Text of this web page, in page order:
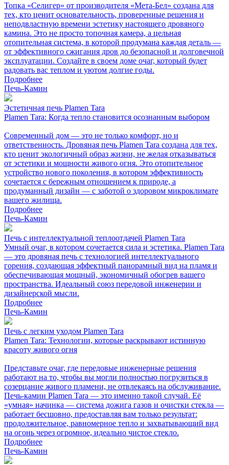
Топка «Селигер» от производителя «Мета-Бел» создана для
тех, кто ценит основательность, проверенные решения и
неподвластную времени эстетику настоящего дровяного
камина. Это не просто топочная камера, а цельная
отопительная система, в которой продумана каждая деталь —
от эффективного сжигания дров до безопасной и долговечной
эксплуатации. Создайте в своем доме очаг, который будет
радовать вас теплом и уютом долгие годы.
Подробнее
Печь-Камин
Эстетичная печь Plamen Tara
Plamen Tara: Когда тепло становится осознанным выбором
Современный дом — это не только комфорт, но и
ответственность. Дровяная печь Plamen Tara создана для тех,
кто ценит экологичный образ жизни, не желая отказываться
от эстетики и мощности живого огня. Это отопительное
устройство нового поколения, в котором эффективность
сочетается с бережным отношением к природе, а
продуманный дизайн — с заботой о здоровом микроклимате
вашего жилища.
Подробнее
Печь-Камин
Печь с интеллектуальной теплоотдачей Plamen Tara
Умный очаг, в котором сочетается сила и эстетика. Plamen Tara
— это дровяная печь с технологией интеллектуального
горения, создающая эффектный панорамный вид на пламя и
обеспечивающая мощный, экономичный обогрев вашего
пространства. Идеальный союз передовой инженерии и
дизайнерской мысли.
Подробнее
Печь-Камин
Печь с легким уходом Plamen Tara
Plamen Tara: Технологии, которые раскрывают истинную
красоту живого огня
Представьте очаг, где передовые инженерные решения
работают на то, чтобы вы могли полностью погрузиться в
созерцание живого пламени, не отвлекаясь на обслуживание.
Печь-камин Plamen Tara — это именно такой случай. Её
«умная» начинка — система дожига газов и очистки стекла —
работает бесшовно, предоставляя вам только результат:
продолжительное, равномерное тепло и захватывающий вид
на огонь через огромное, идеально чистое стекло.
Подробнее
Печь-Камин